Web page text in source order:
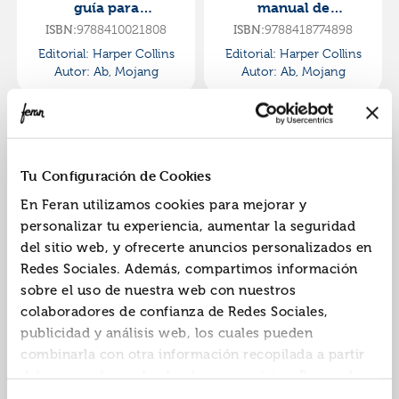
Tu Configuración de Cookies
En Feran utilizamos cookies para mejorar y
personalizar tu experiencia, aumentar la seguridad
del sitio web, y ofrecerte anuncios personalizados en
Redes Sociales. Además, compartimos información
sobre el uso de nuestra web con nuestros
colaboradores de confianza de Redes Sociales,
publicidad y análisis web, los cuales pueden
combinarla con otra información recopilada a partir
del uso que hayas hecho de sus servicios. Recuerda
guía para
principiantes
ISBN:9788410021808
Editorial: Harper Collins
Autor: Ab, Mojang
manual de
explorador
ISBN:9788418774898
Editorial: Harper Collins
Autor: Ab, Mojang
Minecraft oficial:
bases épicas
ISBN:9788491399032
Editorial:Harper Collins
Autor:Ab, Mojang
Minecraft oficial:
legends
ISBN: 9788418774874
Editorial:Harper Collins
Autor:Ab, Mojang